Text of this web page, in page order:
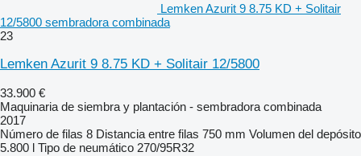
Lemken Azurit 9 8.75 KD + Solitair
12/5800 sembradora combinada
23
Lemken Azurit 9 8.75 KD + Solitair 12/5800
33.900 €
Maquinaria de siembra y plantación - sembradora combinada
2017
Número de filas 8 Distancia entre filas 750 mm Volumen del depósito
5.800 l Tipo de neumático 270/95R32